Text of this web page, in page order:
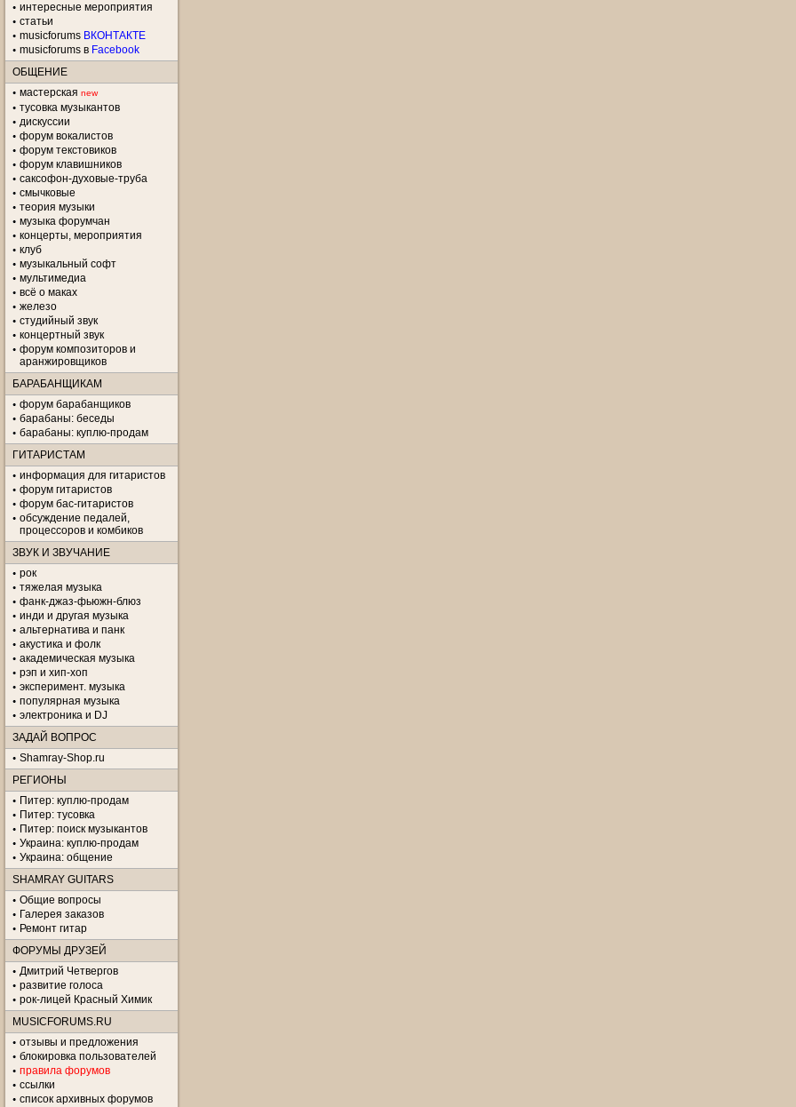
интересные мероприятия
статьи
musicforums ВКОНТАКТЕ
musicforums в Facebook
ОБЩЕНИЕ
мастерская new
тусовка музыкантов
дискуссии
форум вокалистов
форум текстовиков
форум клавишников
саксофон-духовые-труба
смычковые
теория музыки
музыка форумчан
концерты, мероприятия
клуб
музыкальный софт
мультимедиа
всё о маках
железо
студийный звук
концертный звук
форум композиторов и
аранжировщиков
БАРАБАНЩИКАМ
форум барабанщиков
барабаны: беседы
барабаны: куплю-продам
ГИТАРИСТАМ
информация для гитаристов
форум гитаристов
форум бас-гитаристов
обсуждение педалей,
процессоров и комбиков
ЗВУК И ЗВУЧАНИЕ
рок
тяжелая музыка
фанк-джаз-фьюжн-блюз
инди и другая музыка
альтернатива и панк
акустика и фолк
академическая музыка
рэп и хип-хоп
эксперимент. музыка
популярная музыка
электроника и DJ
ЗАДАЙ ВОПРОС
Shamray-Shop.ru
РЕГИОНЫ
Питер: куплю-продам
Питер: тусовка
Питер: поиск музыкантов
Украина: куплю-продам
Украина: общение
SHAMRAY GUITARS
Общие вопросы
Галерея заказов
Ремонт гитар
ФОРУМЫ ДРУЗЕЙ
Дмитрий Четвергов
развитие голоса
рок-лицей Красный Химик
MUSICFORUMS.RU
отзывы и предложения
блокировка пользователей
правила форумов
ссылки
список архивных форумов